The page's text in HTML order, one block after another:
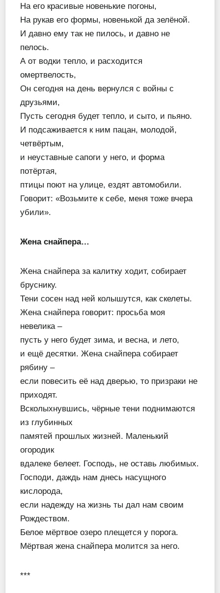
На его красивые новенькие погоны,
На рукав его формы, новенькой да зелёной.
И давно ему так не пилось, и давно не
пелось.
А от водки тепло, и расходится
омертвелость,
Он сегодня на день вернулся с войны с
друзьями,
Пусть сегодня будет тепло, и сыто, и пьяно.
И подсаживается к ним пацан, молодой,
четвёртым,
и неуставные сапоги у него, и форма
потёртая,
птицы поют на улице, ездят автомобили.
Говорит: «Возьмите к себе, меня тоже вчера
убили».
Жена снайпера…
Жена снайпера за калитку ходит, собирает
бруснику.
Тени сосен над ней колышутся, как скелеты.
Жена снайпера говорит: просьба моя
невелика –
пусть у него будет зима, и весна, и лето,
и ещё десятки. Жена снайпера собирает
рябину –
если повесить её над дверью, то призраки не
приходят.
Всколыхнувшись, чёрные тени поднимаются
из глубинных
памятей прошлых жизней. Маленький
огородик
вдалеке белеет. Господь, не оставь любимых.
Господи, даждь нам днесь насущного
кислорода,
если надежду на жизнь ты дал нам своим
Рождеством.
Белое мёртвое озеро плещется у порога.
Мёртвая жена снайпера молится за него.
***